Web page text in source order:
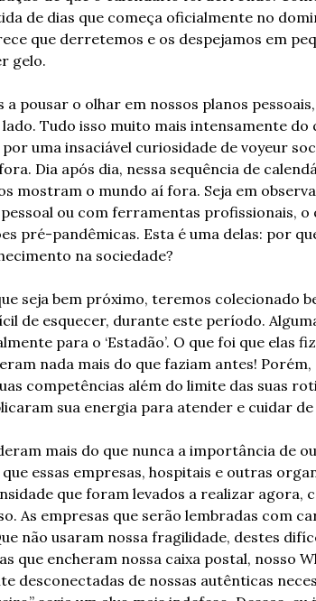
de dias que começa oficialmente no
que derretemos e os despejamos em
gelo.
pousar o olhar em nossos planos
Tudo isso muito mais intensamente do
uma insaciável curiosidade de voyeur
Dia após dia, nessa sequência de
mostram o mundo aí fora. Seja em
ou com ferramentas profissionais, o
pré-pandêmicas. Esta é uma delas: por
na sociedade?
seja bem próximo, teremos colecionado
para o ‘Estadão’. O que foi que elas
nada mais do que faziam antes!
competências além do limite das suas
sua energia para atender e cuidar de
mais do que nunca a importância de
essas empresas, hospitais e outras
que foram levados a realizar agora,
As empresas que serão lembradas com
não usaram nossa fragilidade, destes
que encheram nossa caixa postal, nosso
desconectadas de nossas autênticas